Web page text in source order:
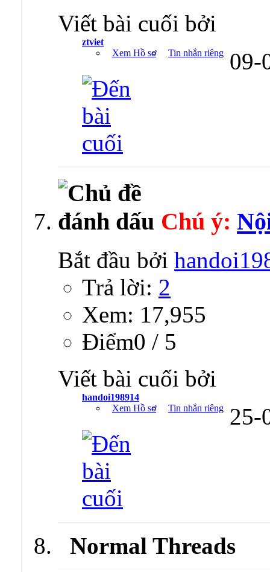
Viết bài cuối bởi
ztviet
Xem Hồ sơ
Tin nhắn riêng 09-
Chú ý:
Bắt đầu bởi
Trả lời: 2
Xem: 17,955
Ðiểm0 / 5
Viết bài cuối bởi
handoi198914
Xem Hồ sơ
Tin nhắn riêng 25-
Normal Threads